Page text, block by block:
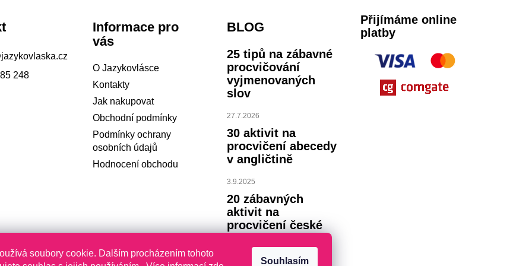
soubory cookie. Dalším procházením tohoto
Souhlasím
jazykovlaska.cz
248
Informace pro
vás
O Jazykovlásce
Kontakty
Jak nakupovat
Obchodní podmínky
Podmínky ochrany
osobních údajů
Hodnocení obchodu
BLOG
25 tipů na zábavné
procvičování
vyjmenovaných
slov
27.7.2026
30 aktivit na
procvičení abecedy
v angličtině
3.9.2025
20 zábavných
aktivit na
procvičení české
Přijímáme online
platby